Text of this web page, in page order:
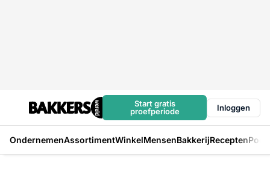
Start gratis
proefperiode
Inloggen
OndernemenAssortimentWinkelMensenBakkerijRecepten